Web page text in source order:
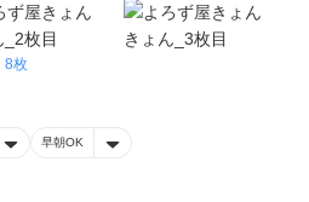
8枚
早朝OK